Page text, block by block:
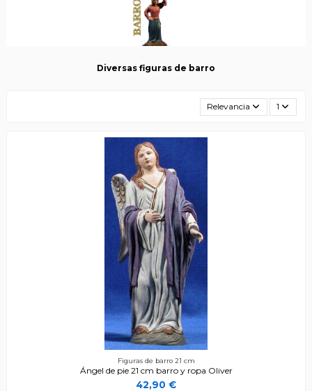
Diversas figuras de barro
Relevancia 1
Figuras de barro 21 cm
Ángel de pie 21 cm barro y ropa Oliver
42,90 €